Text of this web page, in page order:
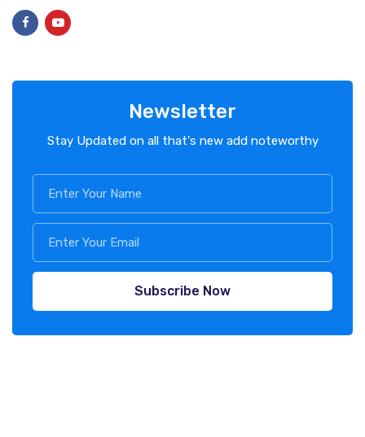
Newsletter
Stay Updated on all that's new add noteworthy
Subscribe Now